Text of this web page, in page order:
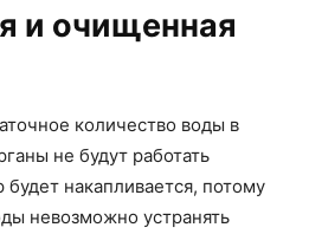
и очищенная
количество воды в
не будут работать
накапливается, потому
невозможно устранять